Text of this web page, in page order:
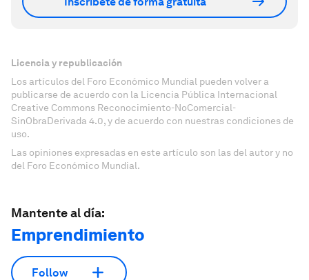
Licencia y republicación
Los artículos del Foro Económico Mundial pueden volver a
publicarse de acuerdo con la Licencia Pública Internacional
Creative Commons Reconocimiento-NoComercial-
SinObraDerivada 4.0, y de acuerdo con nuestras condiciones de
uso.
Las opiniones expresadas en este artículo son las del autor y no
del Foro Económico Mundial.
Mantente al día:
Emprendimiento
Follow